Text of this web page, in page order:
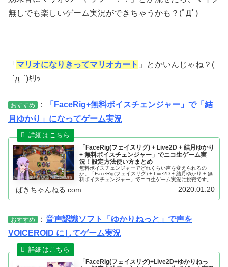
無しでも楽しいゲーム実況ができちゃうかも？(ﾟДﾟ)
「 マリオになりきってマリオカート 」とかいんじゃね？(
ｰ`дｰ´)ｷﾘｯ
おすすめ ：
「FaceRig+無料ボイスチェンジャー」で「結
月ゆかり」になってゲーム実況
「FaceRig(フェイスリグ) + Live2D + 結月ゆかり
+ 無料ボイスチェンジャー」でニコ生ゲーム実
況！設定方法使い方まとめ
無料ボイスチェンジャーでどれくらい声を変えられるの
か。「FaceRig(フェイスリグ) + Live2D + 結月ゆかり + 無
料ボイスチェンジャー」でニコ生ゲーム実況に挑戦です。
ぱきちゃんねる.com 2020.01.20
おすすめ ： 音声認識ソフト「ゆかりねっと」で声を
VOICEROID にしてゲーム実況
「FaceRig(フェイスリグ)+Live2D+ゆかりねっ